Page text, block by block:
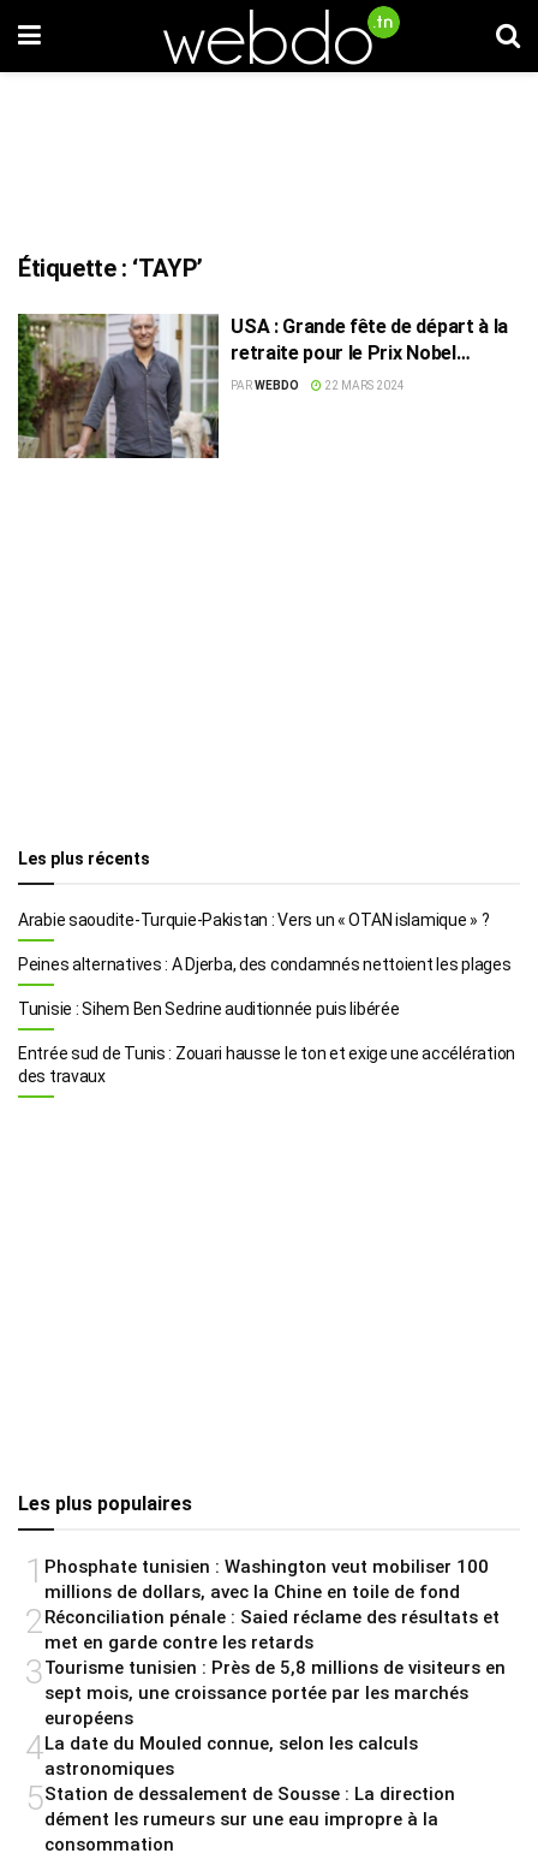
Étiquette : ‘TAYP’
USA : Grande fête de départ à la
retraite pour le Prix Nobel
tunisien
PARWEBDO 22 MARS 2024
Les plus récents
Arabie saoudite-Turquie-Pakistan : Vers un « OTAN islamique » ?
Peines alternatives : A Djerba, des condamnés nettoient les plages
Tunisie : Sihem Ben Sedrine auditionnée puis libérée
Entrée sud de Tunis : Zouari hausse le ton et exige une accélération
des travaux
Les plus populaires
1 Phosphate tunisien : Washington veut mobiliser 100
millions de dollars, avec la Chine en toile de fond
2 Réconciliation pénale : Saied réclame des résultats et
met en garde contre les retards
3Tourisme tunisien : Près de 5,8 millions de visiteurs en
sept mois, une croissance portée par les marchés
européens
4La date du Mouled connue, selon les calculs
astronomiques
5Station de dessalement de Sousse : La direction
dément les rumeurs sur une eau impropre à la
consommation